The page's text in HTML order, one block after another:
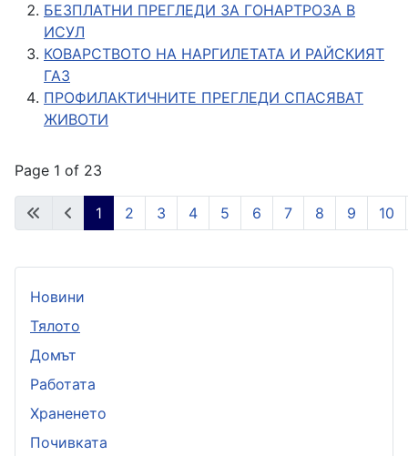
БЕЗПЛАТНИ ПРЕГЛЕДИ ЗА ГОНАРТРОЗА В
ИСУЛ
КОВАРСТВОТО НА НАРГИЛЕТАТА И РАЙСКИЯТ
ГАЗ
ПРОФИЛАКТИЧНИТЕ ПРЕГЛЕДИ СПАСЯВАТ
ЖИВОТИ
Page 1 of 23
1 2 3 4 5 6 7 8 9 10
Новини
Тялото
Домът
Работата
Храненето
Почивката